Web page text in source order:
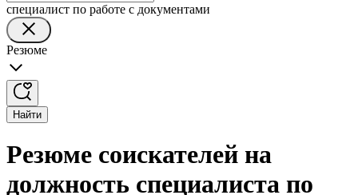
специалист по работе с документами
Резюме
Найти
Резюме соискателей на
должность специалиста по